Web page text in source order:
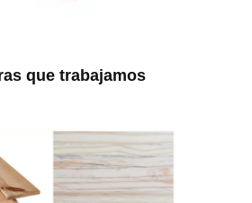
que trabajamos